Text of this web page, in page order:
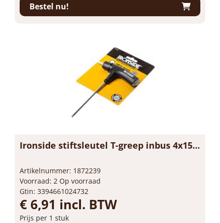
Bestel nu!
Ironside stiftsleutel T-greep inbus 4x15...
Artikelnummer: 1872239
Voorraad: 2 Op voorraad
Gtin: 3394661024732
€ 6,91 incl. BTW
Prijs per 1 stuk